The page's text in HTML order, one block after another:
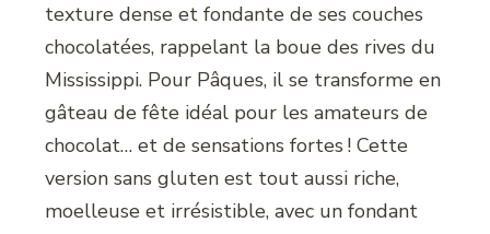
texture dense et fondante de ses couches
chocolatées, rappelant la boue des rives du
Mississippi. Pour Pâques, il se transforme en
gâteau de fête idéal pour les amateurs de
chocolat… et de sensations fortes ! Cette
version sans gluten est tout aussi riche,
moelleuse et irrésistible, avec un fondant